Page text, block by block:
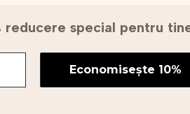
reducere special pentru